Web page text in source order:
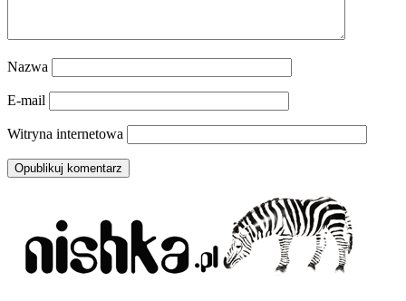
Nazwa
E-mail
Witryna internetowa